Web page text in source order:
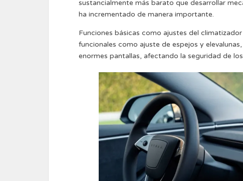
sustancialmente más barato que desarrollar
ha incrementado de manera importante.
Funciones básicas como ajustes del
funcionales como ajuste de espejos y
enormes pantallas, afectando la seguridad de